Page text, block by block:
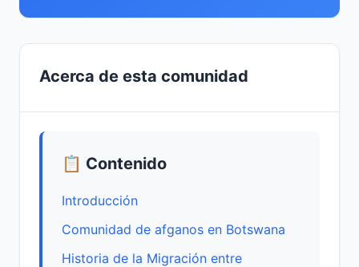
Acerca de esta comunidad
📋 Contenido
Introducción
Comunidad de afganos en Botswana
Historia de la Migración entre